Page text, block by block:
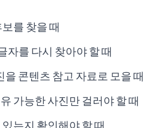
를 찾을 때
자를 다시 찾아야 할 때
콘텐츠 참고 자료로 모을 때
가능한 사진만 걸러야 할 때
는지 확인해야 할 때